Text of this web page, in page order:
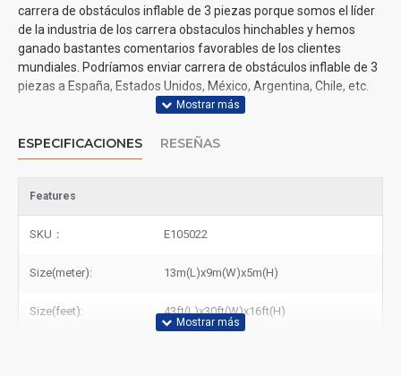
carrera de obstáculos inflable de 3 piezas porque somos el líder
de la industria de los carrera obstaculos hinchables y hemos
ganado bastantes comentarios favorables de los clientes
mundiales. Podríamos enviar carrera de obstáculos inflable de 3
piezas a España, Estados Unidos, México, Argentina, Chile, etc.
ESPECIFICACIONES RESEÑAS
Features
SKU： E105022
Size(meter): 13m(L)x9m(W)x5m(H)
Size(feet): 43ft(L)x30ft(W)x16ft(H)